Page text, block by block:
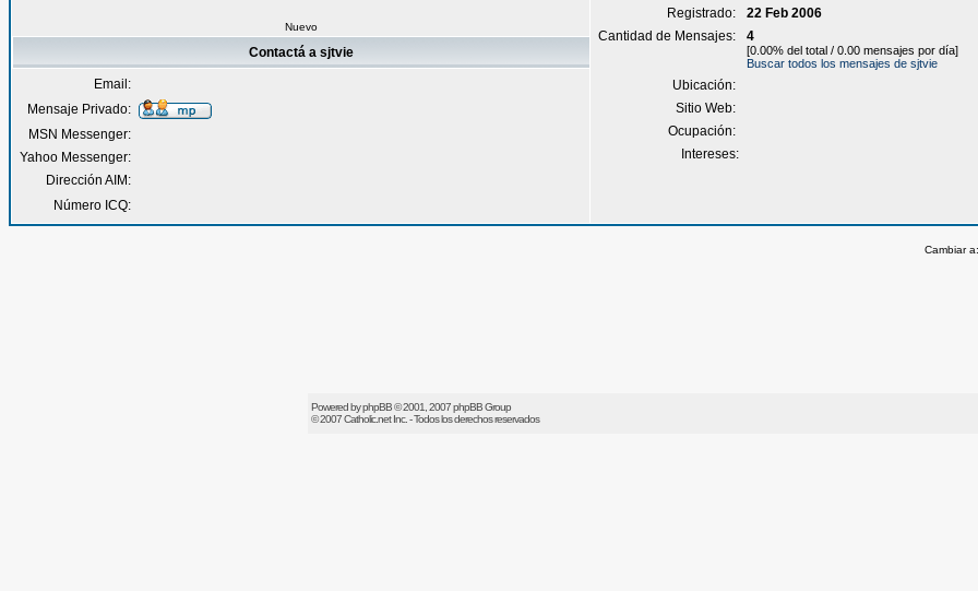
Nuevo
Registrado:
22 Feb 2006
Cantidad de Mensajes:
4
[0.00% del total / 0.00 mensajes por día]
Buscar todos los mensajes de sjtvie
Ubicación:
Sitio Web:
Ocupación:
Intereses:
Contactá a sjtvie
Email:
Mensaje Privado:
MSN Messenger:
Yahoo Messenger:
Dirección AIM:
Número ICQ:
Cambiar
Powered byphpBB© 2001, 2007 phpBB Group
© 2007Catholic.netInc. - Todos los derechos reservados